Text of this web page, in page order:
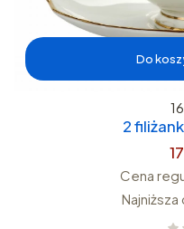
Do
2
Cena
Najniższa